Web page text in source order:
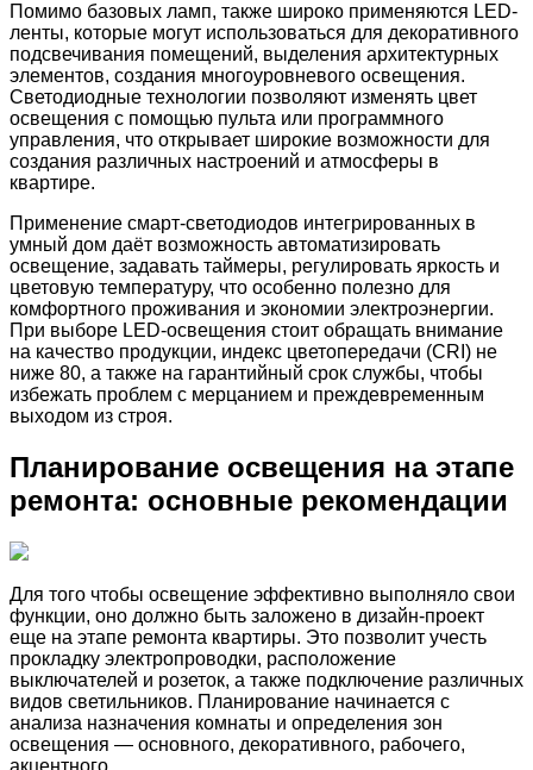
Помимо базовых ламп, также широко применяются LED-
ленты, которые могут использоваться для декоративного
подсвечивания помещений, выделения архитектурных
элементов, создания многоуровневого освещения.
Светодиодные технологии позволяют изменять цвет
освещения с помощью пульта или программного
управления, что открывает широкие возможности для
создания различных настроений и атмосферы в
квартире.
Применение смарт-светодиодов интегрированных в
умный дом даёт возможность автоматизировать
освещение, задавать таймеры, регулировать яркость и
цветовую температуру, что особенно полезно для
комфортного проживания и экономии электроэнергии.
При выборе LED-освещения стоит обращать внимание
на качество продукции, индекс цветопередачи (CRI) не
ниже 80, а также на гарантийный срок службы, чтобы
избежать проблем с мерцанием и преждевременным
выходом из строя.
Планирование освещения на этапе
ремонта: основные рекомендации
Для того чтобы освещение эффективно выполняло свои
функции, оно должно быть заложено в дизайн-проект
еще на этапе ремонта квартиры. Это позволит учесть
прокладку электропроводки, расположение
выключателей и розеток, а также подключение различных
видов светильников. Планирование начинается с
анализа назначения комнаты и определения зон
освещения — основного, декоративного, рабочего,
акцентного.